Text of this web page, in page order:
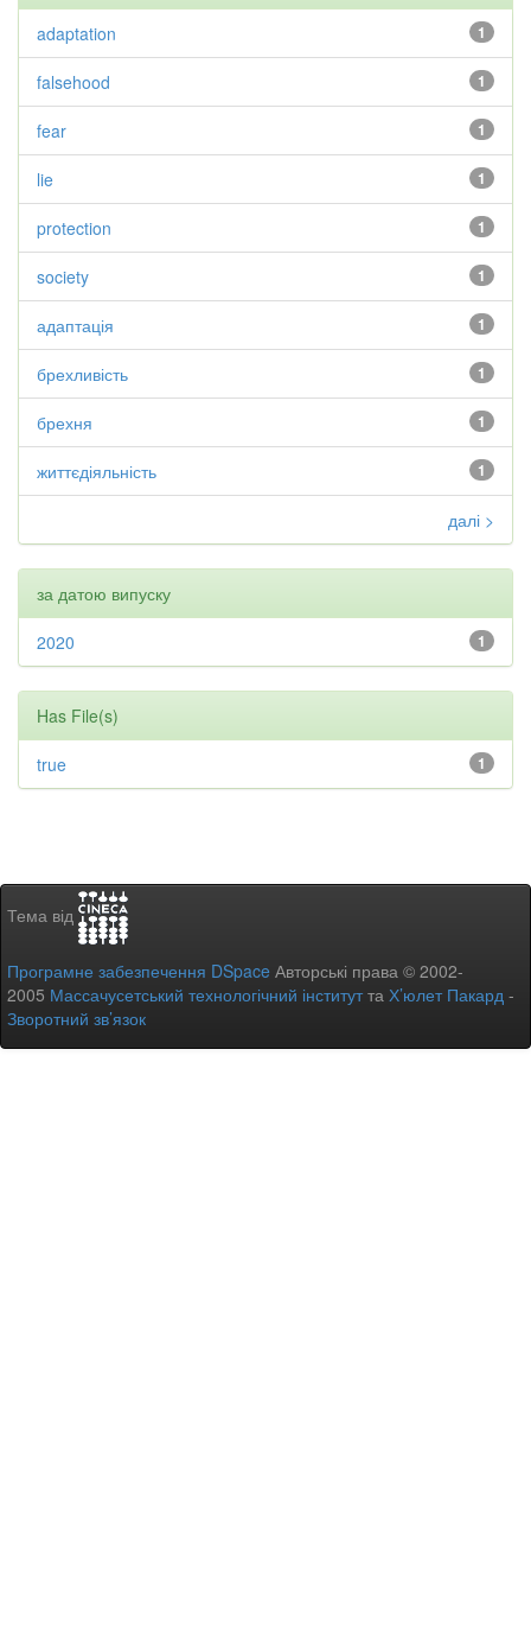
1
adaptation
1
falsehood
1
fear
1
lie
1
protection
1
society
1
адаптація
1
брехливість
1
брехня
1
життєдіяльність
далі >
за датою випуску
1
2020
Has File(s)
1
true
Тема від
Програмне забезпечення DSpace Авторські права © 2002-
2005 Массачусетський технологічний інститутта Х’юлет Пакард -
Зворотний зв’язок